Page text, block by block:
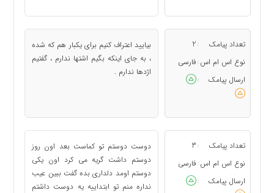
تعداد پیامک :
2
نوع اس ام اس : فارسی
ارسال پیامک
:
بیایید اعتراف کنیم برای یکبار هم که شده
، به جای اینکه بگیم اشتها ندارم ، گفتیم
اژدها ندارم .
تعداد پیامک :
3
نوع اس ام اس : فارسی
ارسال پیامک
:
دوست دوستم تو کماست بعد اون روز
دوستم داشت گریه می کرد اون یکی
دوستم اومد دلداری بده گفت ببین عیب
نداره منم تو ابتداییه یه دوست داشتم